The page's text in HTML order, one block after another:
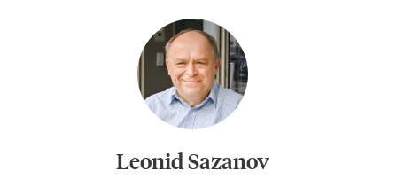
Leonid Sazanov